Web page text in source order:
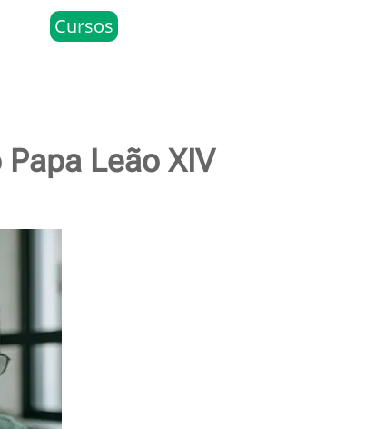
Cursos
Leão XIV